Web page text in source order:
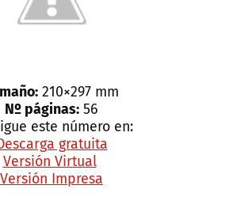
210×297 mm
Nº páginas: 56
este número en:
gratuita
Versión Virtual
Versión Impresa